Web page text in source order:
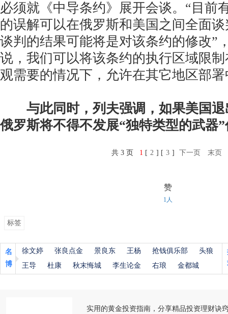
必须就《中导条约》展开会谈。“目前
的误解可以在俄罗斯和美国之间全面
谈判的结果可能将是对该条约的修改”
说，我们可以将该条约的执行区域限
观需要的情况下，允许在其它地区部
与此同时，列夫强调，如果美国
俄罗斯将不得不发展“独特类型的武器
共 3 页 1 [ 2 ] [ 3 ] 下一页 末页
赞
1人
标签
名
博
徐文婷 张良点金 景良东 王杨 抢钱俱乐部
头狼
王导
杜康 秋末悔城 李生论金 右琅 金都城
实用的黄金投资指南，分享精品投资理财诀